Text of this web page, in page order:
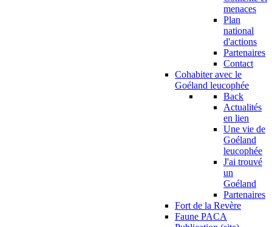
menaces
Plan
national
d'actions
Partenaires
Contact
Cohabiter avec le
Goéland leucophée
Back
Actualités
en lien
Une vie de
Goéland
leucophée
J'ai trouvé
un
Goéland
Partenaires
Fort de la Revère
Faune PACA